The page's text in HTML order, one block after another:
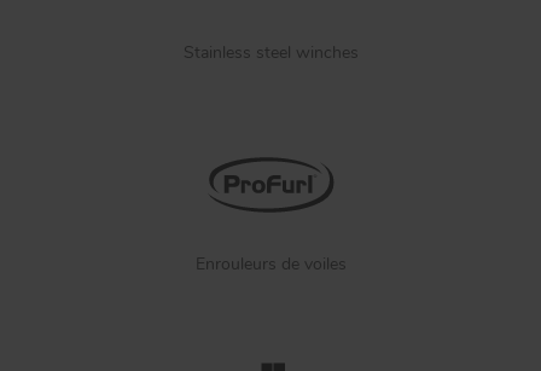
Stainless steel winches
Enrouleurs de voiles